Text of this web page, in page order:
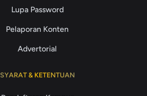
Lupa Password
Pelaporan Konten
Advertorial
SYARAT & KETENTUAN